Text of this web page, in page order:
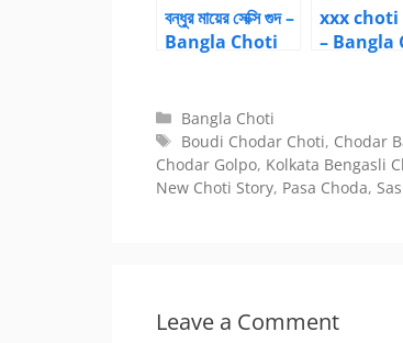
বন্ধুর মায়ের সেক্সি গুদ –
Bangla Choti
xxx choti
– Bangla
Categories
Bangla Choti
Tags
Boudi Chodar Choti, Chodar
Chodar Golpo, Kolkata Bengasli
New Choti Story, Pasa Choda,
Leave a Comment